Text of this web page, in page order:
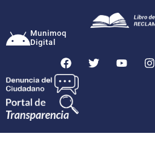
Munimoq
Digital